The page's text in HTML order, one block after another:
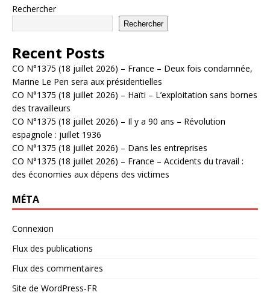
Rechercher
Rechercher
Recent Posts
CO N°1375 (18 juillet 2026) – France – Deux fois condamnée,
Marine Le Pen sera aux présidentielles
CO N°1375 (18 juillet 2026) – Haïti – L’exploitation sans bornes
des travailleurs
CO N°1375 (18 juillet 2026) – Il y a 90 ans – Révolution
espagnole : juillet 1936
CO N°1375 (18 juillet 2026) – Dans les entreprises
CO N°1375 (18 juillet 2026) – France – Accidents du travail :
des économies aux dépens des victimes
MÉTA
Connexion
Flux des publications
Flux des commentaires
Site de WordPress-FR